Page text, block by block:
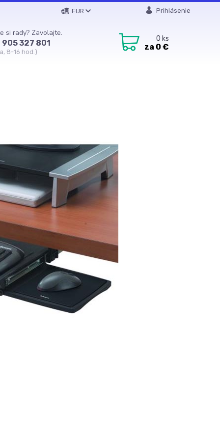
EUR Prihlásenie
si rady? Zavolajte.
327 801
8-16 hod.)
0 ks
za 0 €